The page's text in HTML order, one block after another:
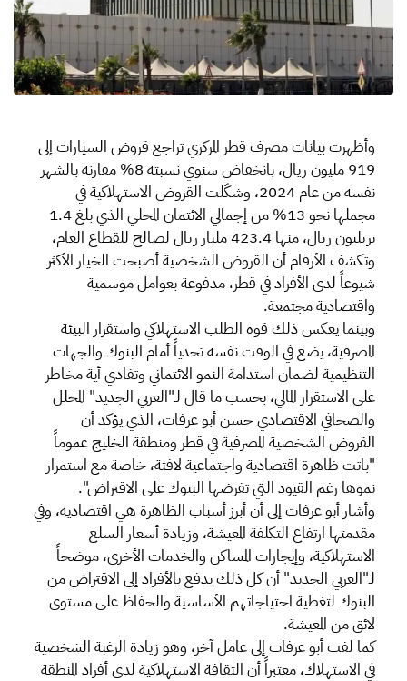
وأظهرت بيانات مصرف قطر المركزي تراجع قروض السيارات إلى
919 مليون ريال، بانخفاض سنوي نسبته 8% مقارنة بالشهر
نفسه من عام 2024، وشكّلت القروض الاستهلاكية في
مجملها نحو 13% من إجمالي الائتمان المحلي الذي بلغ 1.4
تريليون ريال، منها 423.4 مليار ريال لصالح للقطاع العام،
وتكشف الأرقام أن القروض الشخصية أصبحت الخيار الأكثر
شيوعاً لدى الأفراد في قطر، مدفوعة بعوامل موسمية
واقتصادية مجتمعة.
وبينما يعكس ذلك قوة الطلب الاستهلاكي واستقرار البيئة
المصرفية، يضع في الوقت نفسه تحدياً أمام البنوك والجهات
التنظيمية لضمان استدامة النمو الائتماني وتفادي أية مخاطر
على الاستقرار المالي، بحسب ما قال لـ"العربي الجديد" المحلل
والصحافي الاقتصادي حسن أبو عرفات، الذي يؤكد أن
القروض الشخصية المصرفية في قطر ومنطقة الخليج عموماً
"باتت ظاهرة اقتصادية واجتماعية لافتة، خاصة مع استمرار
نموها رغم القيود التي تفرضها البنوك على الاقتراض".
وأشار أبو عرفات إلى أن أبرز أسباب الظاهرة هي اقتصادية، وفي
مقدمتها ارتفاع التكلفة المعيشة، وزيادة أسعار السلع
الاستهلاكية، وإيجارات المساكن والخدمات الأخرى، موضحاً
لـ"العربي الجديد" أن كل ذلك يدفع بالأفراد إلى الاقتراض من
البنوك لتغطية احتياجاتهم الأساسية والحفاظ على مستوى
لائق من المعيشة.
كما لفت أبو عرفات إلى عامل آخر، وهو زيادة الرغبة الشخصية
في الاستهلاك، معتبراً أن الثقافة الاستهلاكية لدى أفراد المنطقة